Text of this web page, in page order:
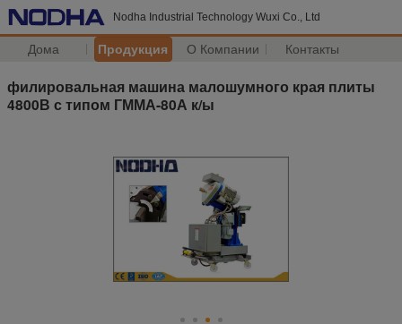
Nodha Industrial Technology Wuxi Co., Ltd
Дома Продукция О Компании Контакты
филировальная машина малошумного края плиты
4800В с типом ГММА-80А к/ы